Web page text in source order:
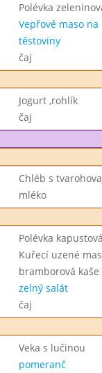
Polévka
Vepřové maso
těstoviny
čaj
Jogurt ,rohlík
čaj
Chléb s
mléko
Polévka
Kuřecí uzené
bramborová kaše
zelný salát
čaj
Veka s lučinou
pomeranč